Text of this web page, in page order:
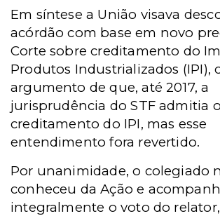
Em síntese a União visava
acórdão com base em novo
Corte sobre creditamento do
Produtos Industrializados (IPI),
argumento de que, até 2017, a
jurisprudência do STF admitia o
creditamento do IPI, mas esse
entendimento fora revertido.
Por unanimidade, o colegiado
conheceu da Ação e
integralmente o voto do